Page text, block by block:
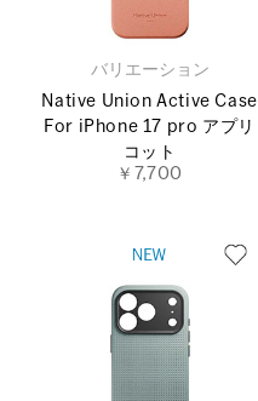
バリエーション
Native Union Active Case
For iPhone 17 pro アプリ
コット
￥7,700